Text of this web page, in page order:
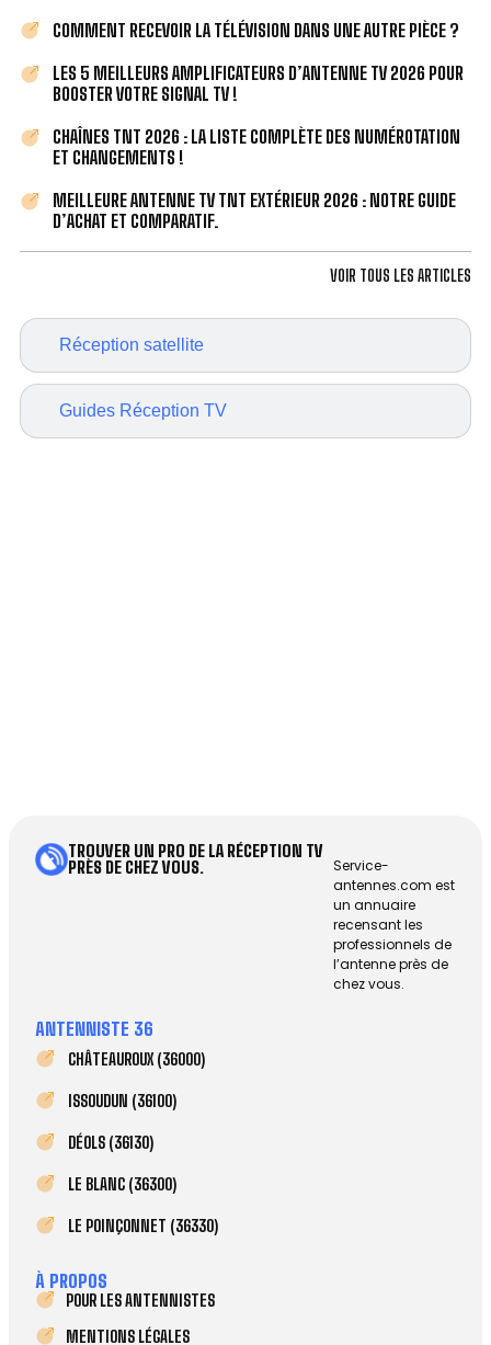
Réception satellite
Guides Réception TV
COMMENT RECEVOIR LA TÉLÉVISION DANS UNE AUTRE PIÈCE ?
LES 5 MEILLEURS AMPLIFICATEURS D’ANTENNE TV 2026 POUR
BOOSTER VOTRE SIGNAL TV !
CHAÎNES TNT 2026 : LA LISTE COMPLÈTE DES NUMÉROTATION
ET CHANGEMENTS !
MEILLEURE ANTENNE TV TNT EXTÉRIEUR 2026 : NOTRE GUIDE
D’ACHAT ET COMPARATIF.
VOIR TOUS LES ARTICLES
TROUVER UN PRO DE LA RÉCEPTION TV
PRÈS DE CHEZ VOUS.
Service-
antennes.com est
un annuaire
recensant les
professionnels de
l’antenne près de
chez vous.
ANTENNISTE 36
CHÂTEAUROUX (36000)
ISSOUDUN (36100)
DÉOLS (36130)
LE BLANC (36300)
LE POINÇONNET (36330)
À PROPOS
POUR LES ANTENNISTES
MENTIONS LÉGALES